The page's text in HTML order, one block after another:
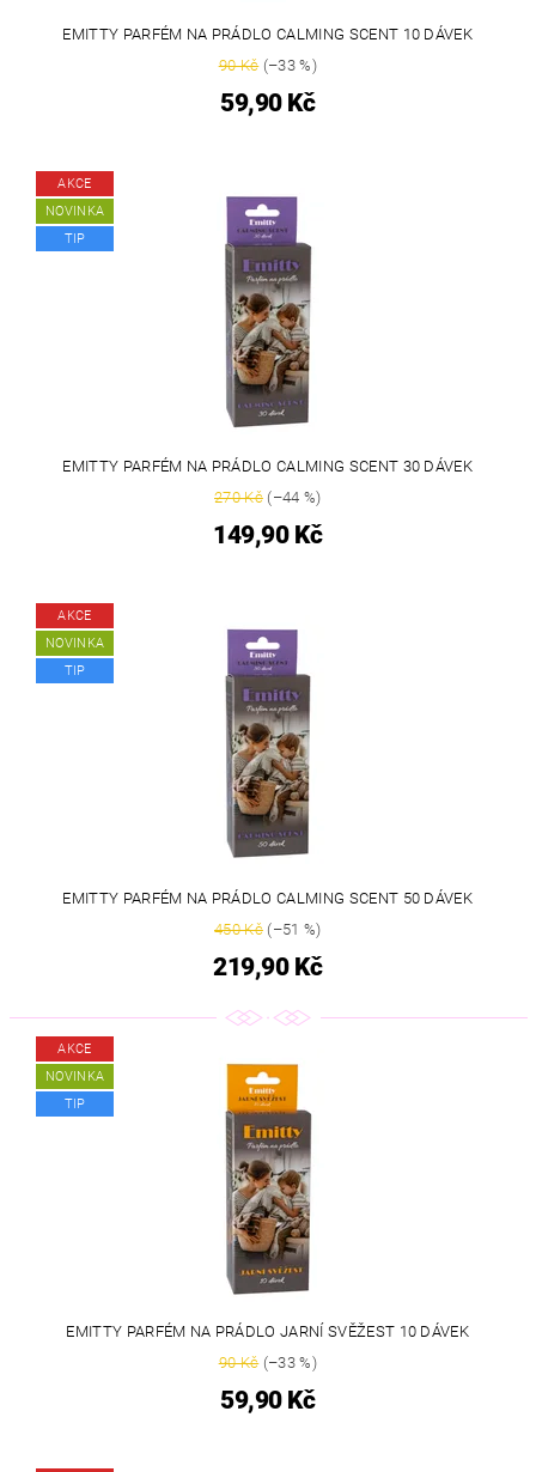
EMITTY PARFÉM NA PRÁDLO CALMING SCENT 10 DÁVEK
90 Kč(–33 %)
59,90 Kč
AKCE
NOVINKA
TIP
EMITTY PARFÉM NA PRÁDLO CALMING SCENT 30 DÁVEK
270 Kč(–44 %)
149,90 Kč
AKCE
NOVINKA
TIP
EMITTY PARFÉM NA PRÁDLO CALMING SCENT 50 DÁVEK
450 Kč(–51 %)
219,90 Kč
AKCE
NOVINKA
TIP
EMITTY PARFÉM NA PRÁDLO JARNÍ SVĚŽEST 10 DÁVEK
90 Kč(–33 %)
59,90 Kč